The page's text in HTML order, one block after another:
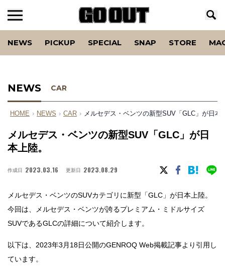
NEWS PICKUP SPECIAL SNAP STORE
NEWS CAR
HOME › NEWS › CAR › メルセデス・ベンツの新型SUV「GLC」が日本
メルセデス・ベンツの新型SUV「GLC」が日
本上陸。
作成日 2023.03.16 更新日 2023.08.29
メルセデス・ベンツのSUVカテゴリに新型「GLC」が日本上陸。
今回は、
メルセデス・ベンツが誇るプレミアム・ミドルサイズ
SUVであるGLCの詳細について紹介します。
以下は、2023年3月18日公開のGENROQ Web掲載記事より引用し
ています。